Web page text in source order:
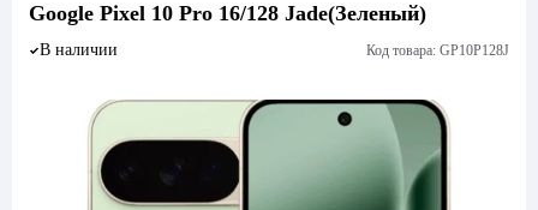
Google Pixel 10 Pro 16/128 Jade(Зеленый)
В наличии Код товара: GP10P128J